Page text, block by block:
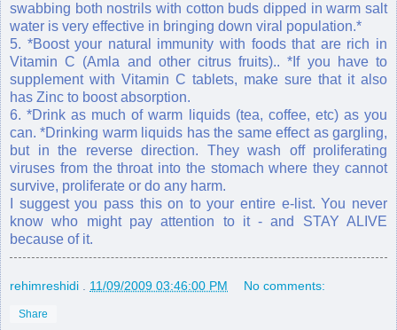
swabbing both nostrils with cotton buds dipped in warm salt
water is very effective in bringing down viral population.*
5. *Boost your natural immunity with foods that are rich in
Vitamin C (Amla and other citrus fruits).. *If you have to
supplement with Vitamin C tablets, make sure that it also
has Zinc to boost absorption.
6. *Drink as much of warm liquids (tea, coffee, etc) as you
can. *Drinking warm liquids has the same effect as gargling,
but in the reverse direction. They wash off proliferating
viruses from the throat into the stomach where they cannot
survive, proliferate or do any harm.
I suggest you pass this on to your entire e-list. You never
know who might pay attention to it - and STAY ALIVE
because of it.
rehimreshidi . 11/09/2009 03:46:00 PM No comments:
Share